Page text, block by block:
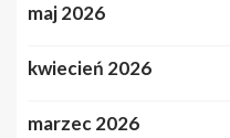
maj 2026
kwiecień 2026
marzec 2026